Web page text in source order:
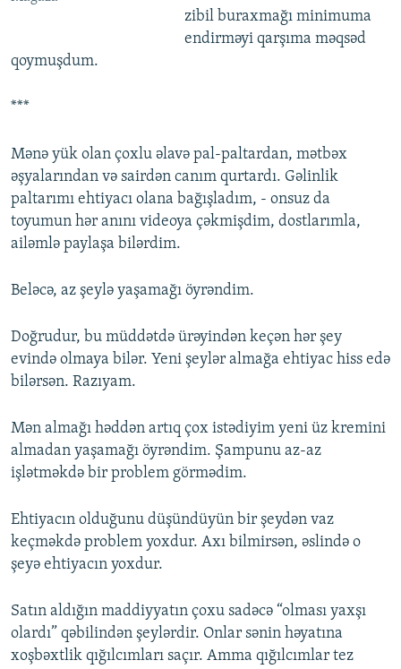
zibil buraxmağı minimuma
endirməyi qarşıma məqsəd
qoymuşdum.
***
Mənə yük olan çoxlu əlavə pal-paltardan, mətbəx
əşyalarından və sairdən canım qurtardı. Gəlinlik
paltarımı ehtiyacı olana bağışladım, - onsuz da
toyumun hər anını videoya çəkmişdim, dostlarımla,
ailəmlə paylaşa bilərdim.
Beləcə, az şeylə yaşamağı öyrəndim.
Doğrudur, bu müddətdə ürəyindən keçən hər şey
evində olmaya bilər. Yeni şeylər almağa ehtiyac hiss edə
bilərsən. Razıyam.
Mən almağı həddən artıq çox istədiyim yeni üz kremini
almadan yaşamağı öyrəndim. Şampunu az-az
işlətməkdə bir problem görmədim.
Ehtiyacın olduğunu düşündüyün bir şeydən vaz
keçməkdə problem yoxdur. Axı bilmirsən, əslində o
şeyə ehtiyacın yoxdur.
Satın aldığın maddiyyatın çoxu sadəcə “olması yaxşı
olardı” qəbilindən şeylərdir. Onlar sənin həyatına
xoşbəxtlik qığılcımları saçır. Amma qığılcımlar tez